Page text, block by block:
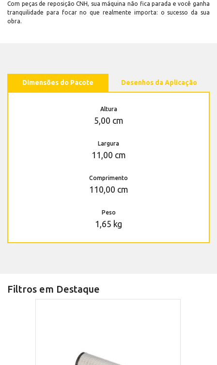
Com peças de reposição CNH, sua máquina não fica parada e você ganha
tranquilidade para focar no que realmente importa: o sucesso da sua
obra.
Dimensões do Pacote Desenhos da Aplicação
Altura
5,00 cm
Largura
11,00 cm
Comprimento
110,00 cm
Peso
1,65 kg
Filtros em Destaque